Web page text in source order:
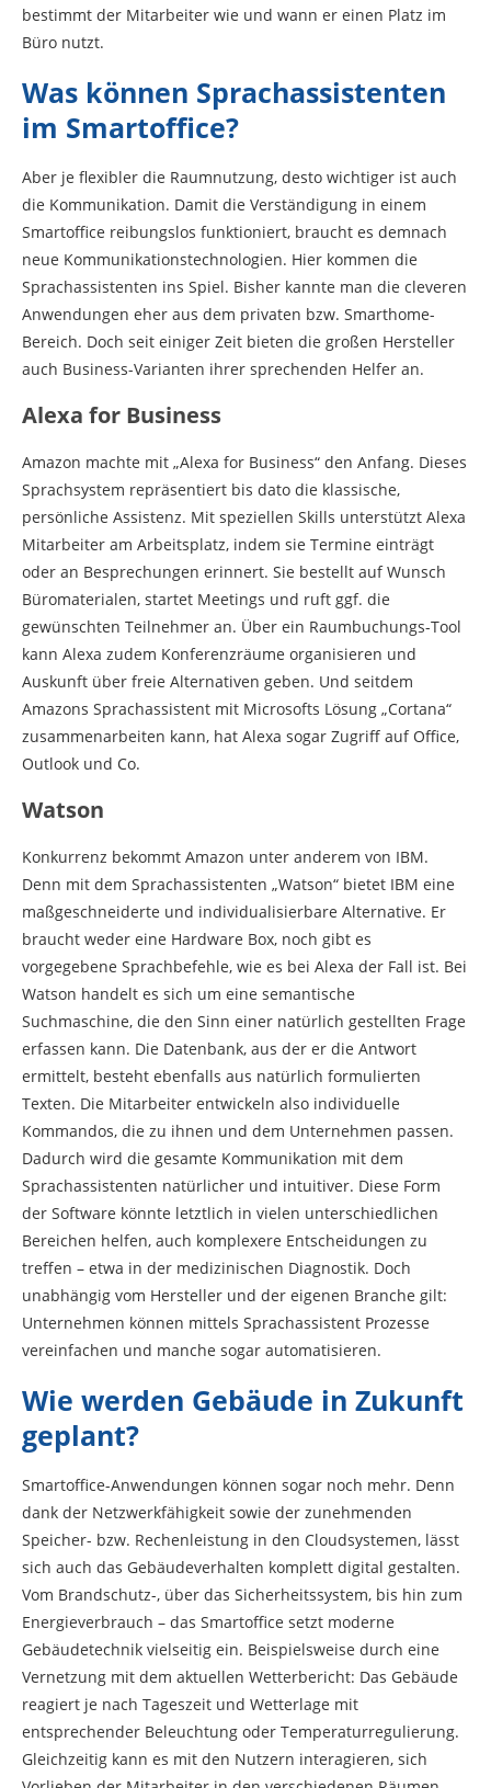
bestimmt der Mitarbeiter wie und wann er einen Platz im
Büro nutzt.
Was können Sprachassistenten
im Smartoffice?
Aber je flexibler die Raumnutzung, desto wichtiger ist auch
die Kommunikation. Damit die Verständigung in einem
Smartoffice reibungslos funktioniert, braucht es demnach
neue Kommunikationstechnologien. Hier kommen die
Sprachassistenten ins Spiel. Bisher kannte man die cleveren
Anwendungen eher aus dem privaten bzw. Smarthome-
Bereich. Doch seit einiger Zeit bieten die großen Hersteller
auch Business-Varianten ihrer sprechenden Helfer an.
Alexa for Business
Amazon machte mit „Alexa for Business“ den Anfang. Dieses
Sprachsystem repräsentiert bis dato die klassische,
persönliche Assistenz. Mit speziellen Skills unterstützt Alexa
Mitarbeiter am Arbeitsplatz, indem sie Termine einträgt
oder an Besprechungen erinnert. Sie bestellt auf Wunsch
Büromaterialen, startet Meetings und ruft ggf. die
gewünschten Teilnehmer an. Über ein Raumbuchungs-Tool
kann Alexa zudem Konferenzräume organisieren und
Auskunft über freie Alternativen geben. Und seitdem
Amazons Sprachassistent mit Microsofts Lösung „Cortana“
zusammenarbeiten kann, hat Alexa sogar Zugriff auf Office,
Outlook und Co.
Watson
Konkurrenz bekommt Amazon unter anderem von IBM.
Denn mit dem Sprachassistenten „Watson“ bietet IBM eine
maßgeschneiderte und individualisierbare Alternative. Er
braucht weder eine Hardware Box, noch gibt es
vorgegebene Sprachbefehle, wie es bei Alexa der Fall ist. Bei
Watson handelt es sich um eine semantische
Suchmaschine, die den Sinn einer natürlich gestellten Frage
erfassen kann. Die Datenbank, aus der er die Antwort
ermittelt, besteht ebenfalls aus natürlich formulierten
Texten. Die Mitarbeiter entwickeln also individuelle
Kommandos, die zu ihnen und dem Unternehmen passen.
Dadurch wird die gesamte Kommunikation mit dem
Sprachassistenten natürlicher und intuitiver. Diese Form
der Software könnte letztlich in vielen unterschiedlichen
Bereichen helfen, auch komplexere Entscheidungen zu
treffen – etwa in der medizinischen Diagnostik. Doch
unabhängig vom Hersteller und der eigenen Branche gilt:
Unternehmen können mittels Sprachassistent Prozesse
vereinfachen und manche sogar automatisieren.
Wie werden Gebäude in Zukunft
geplant?
Smartoffice-Anwendungen können sogar noch mehr. Denn
dank der Netzwerkfähigkeit sowie der zunehmenden
Speicher- bzw. Rechenleistung in den Cloudsystemen, lässt
sich auch das Gebäudeverhalten komplett digital gestalten.
Vom Brandschutz-, über das Sicherheitssystem, bis hin zum
Energieverbrauch – das Smartoffice setzt moderne
Gebäudetechnik vielseitig ein. Beispielsweise durch eine
Vernetzung mit dem aktuellen Wetterbericht: Das Gebäude
reagiert je nach Tageszeit und Wetterlage mit
entsprechender Beleuchtung oder Temperaturregulierung.
Gleichzeitig kann es mit den Nutzern interagieren, sich